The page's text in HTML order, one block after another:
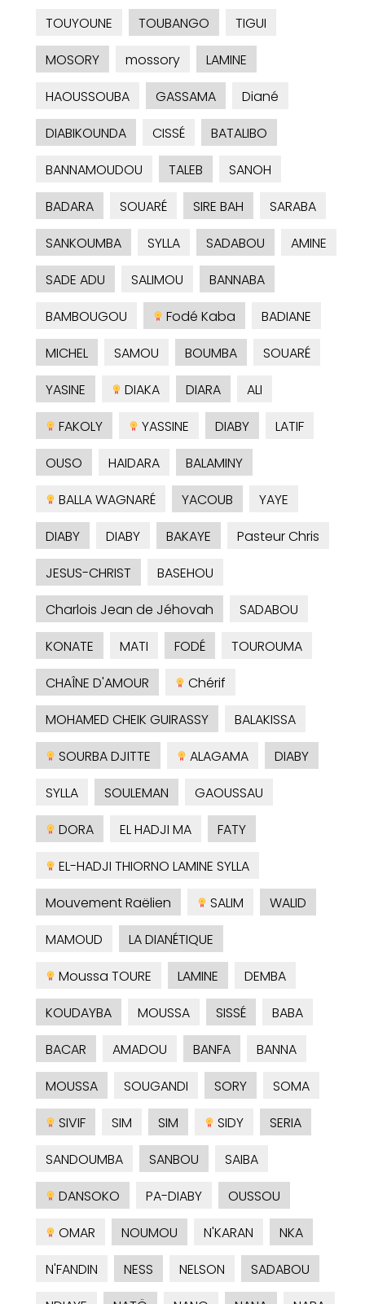
TOUYOUNE
TOUBANGO
TIGUI
MOSORY
mossory
LAMINE
HAOUSSOUBA
GASSAMA
Diané
DIABIKOUNDA
CISSÉ
BATALIBO
BANNAMOUDOU
TALEB
SANOH
BADARA
SOUARÉ SIRE BAH
SARABA
SANKOUMBA
SYLLA SADABOU
AMINE
SADE ADU
SALIMOU
BANNABA
BAMBOUGOU
Fodé Kaba
BADIANE
MICHEL
SAMOU BOUMBA
SOUARÉ
YASINE
DIAKA DIARA
ALI
FAKOLY
YASSINE DIABY
LATIF
OUSO
HAIDARA
BALAMINY
BALLA WAGNARÉ
YACOUB
YAYE
DIABY
DIABY BAKAYE
Pasteur Chris
JESUS-CHRIST
BASEHOU
Charlois Jean de Jéhovah
SADABOU
KONATE
MATI FODÉ
TOUROUMA
CHAÎNE D'AMOUR
Chérif
MOHAMED CHEIK GUIRASSY
BALAKISSA
SOURBA DJITTE
ALAGAMA
DIABY
SYLLA
SOULEMAN
GAOUSSAU
DORA
EL HADJI MA
FATY
EL-HADJI THIORNO LAMINE SYLLA
Mouvement Raëlien
SALIM
WALID
MAMOUD
LA DIANÉTIQUE
Moussa TOURE
LAMINE
DEMBA
KOUDAYBA
MOUSSA SISSÉ
BABA
BACAR
AMADOU BANFA
BANNA
MOUSSA
SOUGANDI SORY
SOMA
SIVIF
SIM SIM SIDY
SERIA
SANDOUMBA
SANBOU
SAIBA
DANSOKO
PA-DIABY
OUSSOU
OMAR
NOUMOU N'KARAN
NKA
N'FANDIN
NESS NELSON
SADABOU